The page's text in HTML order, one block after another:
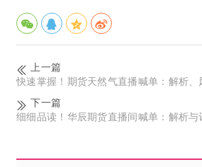
上一篇
快速掌握！期货天然气直播喊单：解析、
下一篇
细细品读！华辰期货直播间喊单：解析与